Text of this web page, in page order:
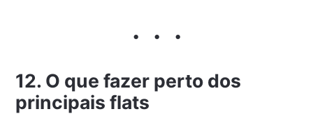
12. O que fazer perto dos
principais flats